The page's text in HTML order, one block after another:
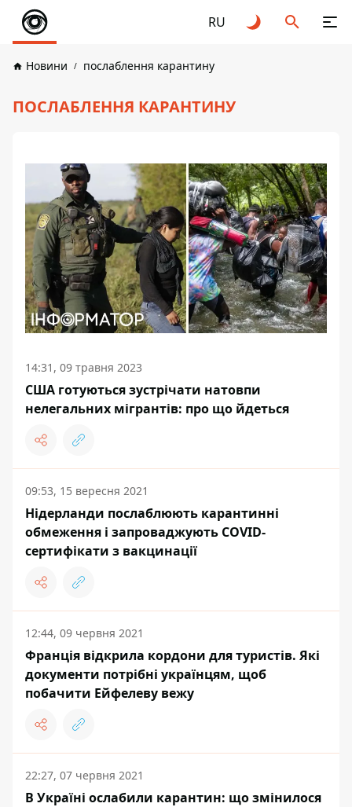
RU
Новини послаблення карантину
ПОСЛАБЛЕННЯ КАРАНТИНУ
14:31, 09 травня 2023
США готуються зустрічати натовпи
нелегальних мігрантів: про що йдеться
09:53, 15 вересня 2021
Нідерланди послаблюють карантинні
обмеження і запроваджують COVID-
сертифікати з вакцинації
12:44, 09 червня 2021
Франція відкрила кордони для туристів. Які
документи потрібні українцям, щоб
побачити Ейфелеву вежу
22:27, 07 червня 2021
В Україні ослабили карантин: що змінилося